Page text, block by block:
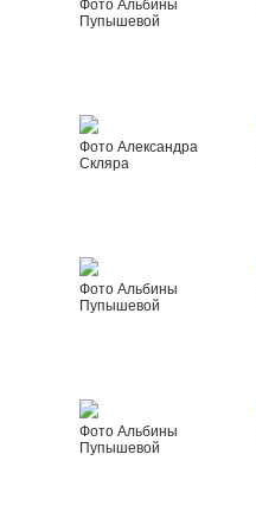
Фото Альбины
Пупышевой
Фото Александра
Скляра
Фото Альбины
Пупышевой
Фото Альбины
Пупышевой